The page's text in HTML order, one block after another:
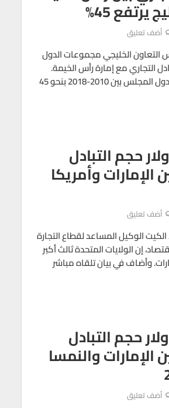
45%
أضف تعليق
الخليجي مجموعات الدول
التجاري مع إمارة رأس الخيمة.
وتزايد التبادل مع دول المجلس بين 2010-2018 بنحو 45
دولار حجم التبادل
الإمارات وأمريكا
أضف تعليق
الوكيل المساعد لقطاع التجارة
إن الولايات المتحدة ثالث أكبر
وأضاف في بيان تلقاه مباشر
دولار حجم التبادل
الإمارات والنمسا
أضف تعليق